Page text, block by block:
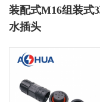
装配式M16组装式
水插头